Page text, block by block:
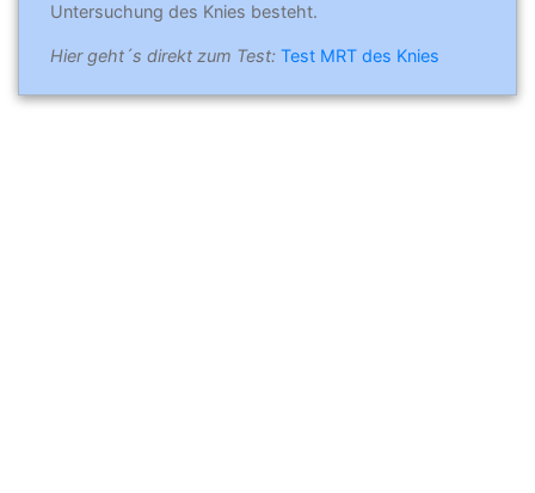
Untersuchung des Knies besteht.
Hier geht´s direkt zum Test: Test MRT des Knies